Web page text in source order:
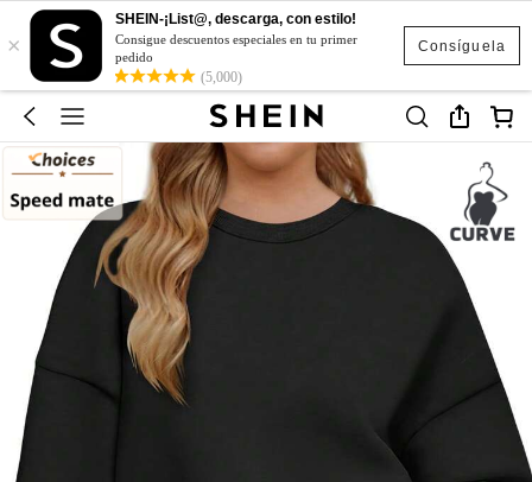
Consíguela
×
SHEIN-¡List@, descarga, con estilo!
Consigue descuentos especiales en tu primer
pedido
(5,000)